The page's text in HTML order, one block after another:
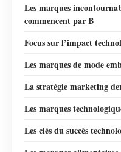
Les marques
commencent par B
Focus sur l’impact
Les marques de mode
La stratégie marketing
Les marques
Les clés du succès